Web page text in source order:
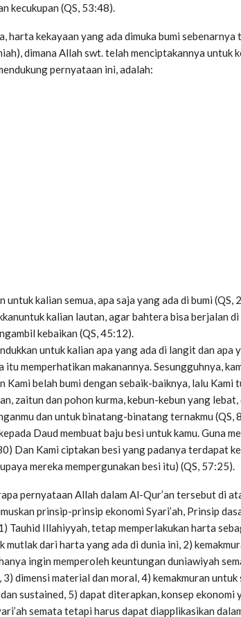
kecukupan (QS, 53:48).
harta kekayaan yang ada dimuka bumi
dimana Allah swt. telah menciptakannya untuk
pernyataan ini, adalah:
untuk kalian semua, apa saja yang ada di bumi (QS,
kalian lautan, agar bahtera bisa berjalan
kebaikan (QS, 45:12).
untuk kalian apa yang ada di langit dan apa
itu memperhatikan makanannya. Sesungguhnya,
Kami belah bumi dengan sebaik-baiknya, lalu Kami
zaitun dan pohon kurma, kebun-kebun yang
dan untuk binatang-binatang ternakmu (QS,
Daud membuat baju besi untuk kamu. Guna
Dan Kami ciptakan besi yang padanya terdapat
mereka mempergunakan besi itu) (QS, 57:25).
pernyataan Allah dalam Al-Qur’an tersebut di
prinsip-prinsip ekonomi Syari’ah, Prinsip
Tauhid Illahiyyah, tetap memperlakukan harta
mutlak dari harta yang ada di dunia ini, 2)
ingin memperoleh keuntungan duniawiyah
dimensi material dan moral, 4) kemakmuran untuk
sustained, 5) dapat diterapkan, konsep ekonomi
semata tetapi harus dapat diapplikasikan